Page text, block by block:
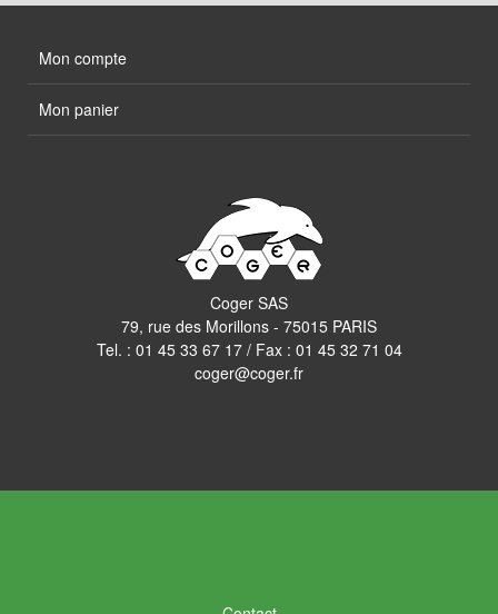
Mon compte
Mon panier
Coger SAS
79, rue des Morillons - 75015 PARIS
Tel. : 01 45 33 67 17/ Fax : 01 45 32 71 04
coger@coger.fr